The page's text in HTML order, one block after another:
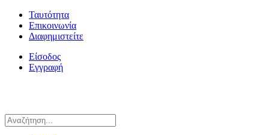
Ταυτότητα
Επικοινωνία
Διαφημιστείτε
Είσοδος
Εγγραφή